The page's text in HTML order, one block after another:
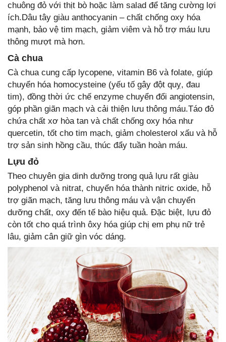
chuông đỏ với thịt bò hoặc làm salad để tăng cường lợi
ích.Dâu tây giàu anthocyanin – chất chống oxy hóa
mạnh, bảo vệ tim mạch, giảm viêm và hỗ trợ máu lưu
thông mượt mà hơn.
Cà chua
Cà chua cung cấp lycopene, vitamin B6 và folate, giúp
chuyển hóa homocysteine (yếu tố gây đột quỵ, đau
tim), đồng thời ức chế enzyme chuyển đổi angiotensin,
góp phần giãn mạch và cải thiện lưu thông máu.Táo đỏ
chứa chất xơ hòa tan và chất chống oxy hóa như
quercetin, tốt cho tim mạch, giảm cholesterol xấu và hỗ
trợ sản sinh hồng cầu, thúc đẩy tuần hoàn máu.
Lựu đỏ
Theo chuyên gia dinh dưỡng trong quả lựu rất giàu
polyphenol và nitrat, chuyển hóa thành nitric oxide, hỗ
trợ giãn mạch, tăng lưu thông máu và vận chuyển
dưỡng chất, oxy đến tế bào hiệu quả. Đặc biệt, lựu đỏ
còn tốt cho quá trình ôxy hóa giúp chị em phụ nữ trẻ
lâu, giảm cân giữ gìn vóc dáng.